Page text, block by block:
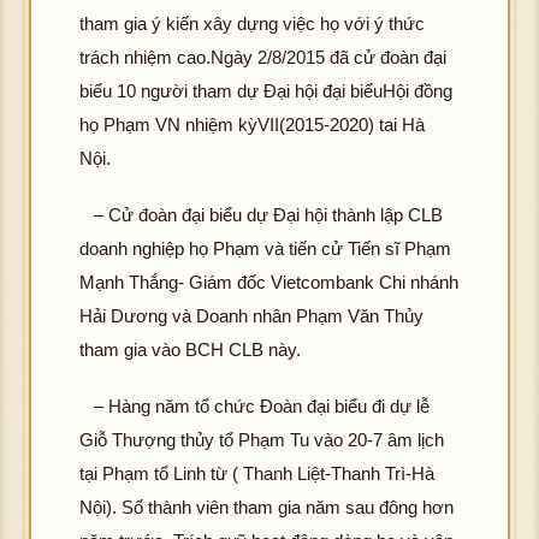
tham gia ý kiến xây dựng việc họ với ý thức
trách nhiệm cao.Ngày 2/8/2015 đã cử đoàn đại
biểu 10 người tham dự Đại hội đại biểuHội đồng
họ Phạm VN nhiệm kỳVII(2015-2020) tai Hà
Nội.
– Cử đoàn đại biểu dự Đại hội thành lập CLB
doanh nghiệp họ Phạm và tiến cử Tiến sĩ Phạm
Mạnh Thắng- Giám đốc Vietcombank Chi nhánh
Hải Dương và Doanh nhân Phạm Văn Thủy
tham gia vào BCH CLB này.
– Hàng năm tổ chức Đoàn đại biểu đi dự lễ
Giỗ Thượng thủy tổ Phạm Tu vào 20-7 âm lịch
tại Phạm tổ Linh từ ( Thanh Liệt-Thanh Trì-Hà
Nội). Số thành viên tham gia năm sau đông hơn